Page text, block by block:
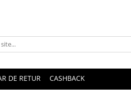
DE RETUR CASHBACK